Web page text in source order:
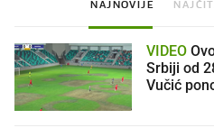
NAJNOVIJE
VIDEO
Srbiji od
Vučić